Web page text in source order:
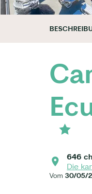
646
Die
Vom 30/05/